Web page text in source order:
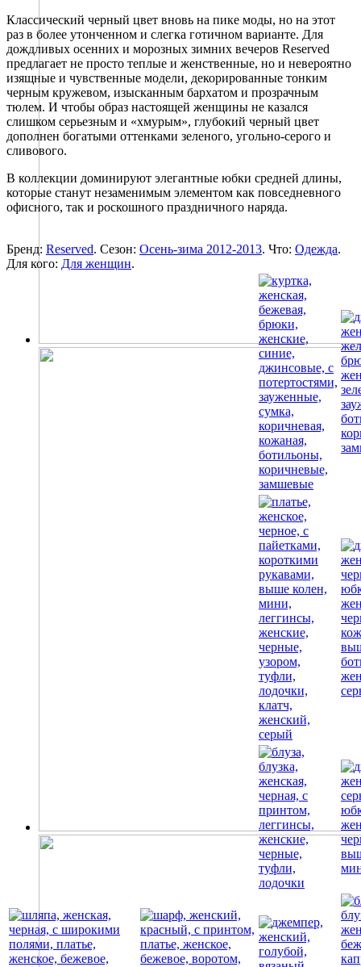
Классический черный цвет вновь на пике моды, но на этот
раз в более утонченном и слегка готичном варианте. Для
дождливых осенних и морозных зимних вечеров Reserved
предлагает не просто теплые и женственные, но и невероятно
изящные и чувственные модели, декорированные тонким
черным кружевом, изысканным бархатом и прозрачным
тюлем. И чтобы образ настоящей женщины не казался
слишком серьезным и «хмурым», глубокий черный цвет
дополнен богатыми оттенками зеленого, угольно-серого и
сливового.
В коллекции доминируют элегантные юбки средней длины,
которые станут незаменимым элементом как повседневного
офисного, так и роскошного праздничного наряда.
Бренд: Reserved. Сезон: Осень-зима 2012-2013. Что: Одежда.
Для кого: Для женщин.